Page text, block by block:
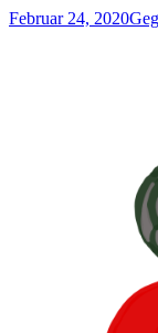
Februar 24, 2020